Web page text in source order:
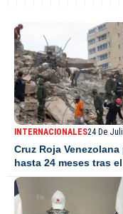
INTERNACIONALES24 De
Cruz Roja
hasta 24 meses tras